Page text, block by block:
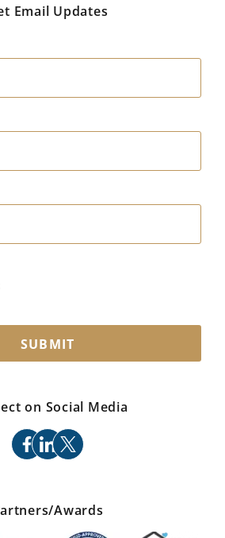
Email Updates
SUBMIT
on Social Media
facebook
linkedin
x
Awards